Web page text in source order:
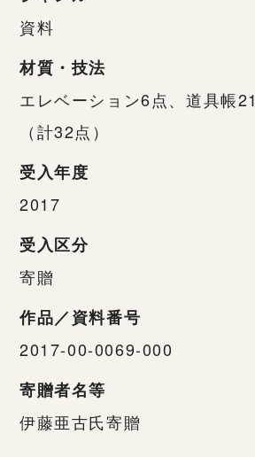
資料
材質・技法
エレベーション6点、道具帳
（計32点）
受入年度
2017
受入区分
寄贈
作品／資料番号
2017-00-0069-000
寄贈者名等
伊藤亜古氏寄贈